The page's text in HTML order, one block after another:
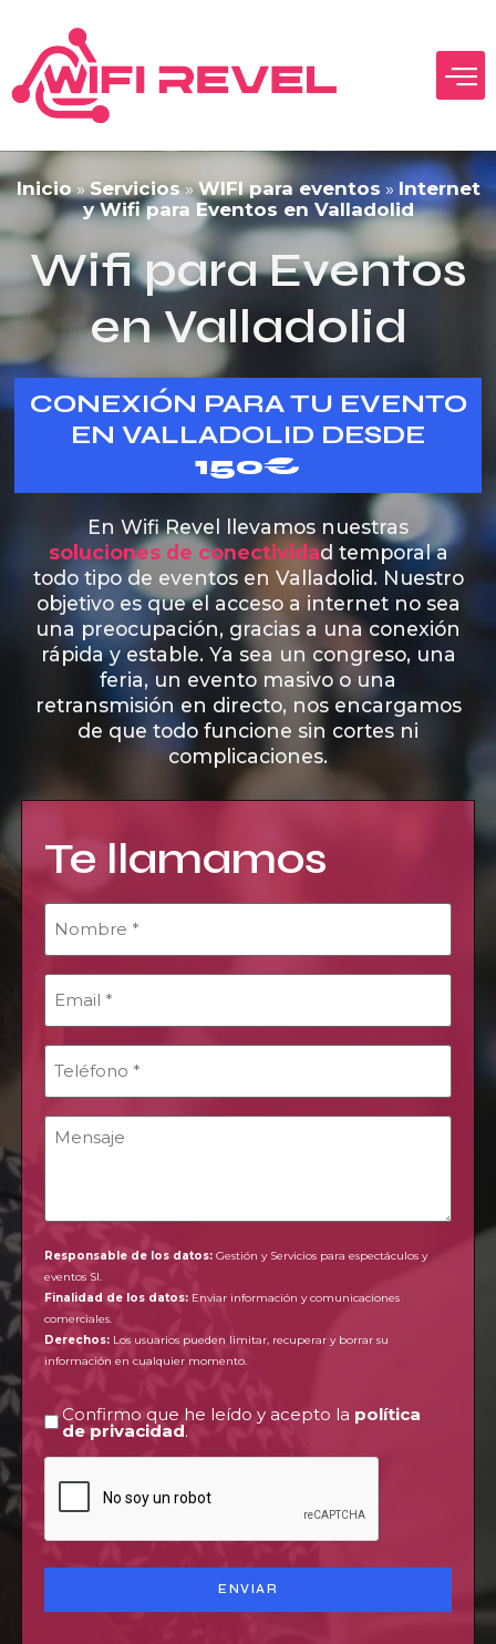
Inicio»Servicios»WIFI para eventos » Internet
y Wifi para Eventos en Valladolid
Wifi para Eventos
en Valladolid
CONEXIÓN PARA TU EVENTO
EN VALLADOLID DESDE
150€
En Wifi Revel llevamos nuestras
soluciones de conectividad temporal a
todo tipo de eventos en Valladolid. Nuestro
objetivo es que el acceso a internet no sea
una preocupación, gracias a una conexión
rápida y estable. Ya sea un congreso, una
feria, un evento masivo o una
retransmisión en directo, nos encargamos
de que todo funcione sin cortes ni
complicaciones.
Te llamamos
Nombre
Email
Teléfono
Comentarios
Responsable de los datos: Gestión y Servicios para espectáculos y
eventos Sl.
Finalidad de los datos: Enviar información y comunicaciones
comerciales.
Derechos: Los usuarios pueden limitar, recuperar y borrar su
información en cualquier momento.
Política
de
privacidad
Confirmo que he leído y acepto la política
de privacidad.
CAPTCHA